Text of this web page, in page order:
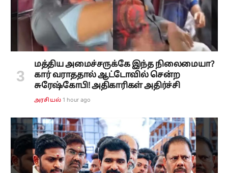
மத்திய அமைச்சருக்கே இந்த நிலைமையா?
கார் வராததால் ஆட்டோவில் சென்ற
சுரேஷ்கோபி! அதிகாரிகள் அதிர்ச்சி
அரசியல் 1 hour ago